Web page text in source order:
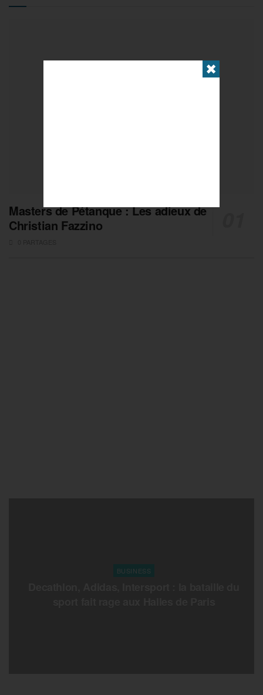
Masters de Pétanque : Les adieux de
Christian Fazzino
BUSINESS
✖